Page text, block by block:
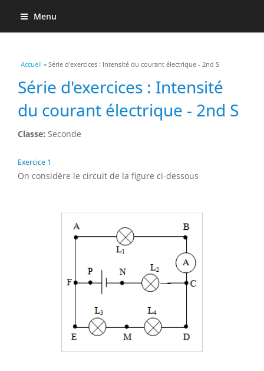
Menu
Vous êtes ici
Accueil » Série d'exercices : Intensité du courant électrique - 2nd S
Série d'exercices : Intensité
du courant électrique - 2nd S
Classe: Seconde
Exercice 1
On considère le circuit de la figure ci-dessous